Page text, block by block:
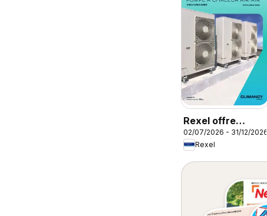
Rexel offre
tertiaire
02/07/2026 - 31/12/2026
Rexel